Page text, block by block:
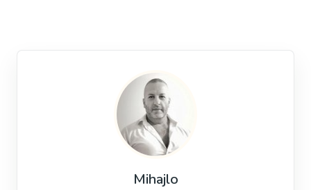
Mihajlo